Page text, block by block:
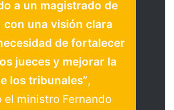
a un magistrado de
con una visión clara
de fortalecer
jueces y mejorar la
los tribunales”,
el ministro Fernando